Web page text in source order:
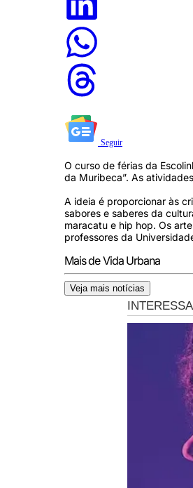
Seguir
O curso de férias da
da Muribeca”. As
A ideia é proporcionar às
sabores e saberes da
maracatu e hip hop. Os
professores da
Mais de Vida Urbana
Veja mais notícias